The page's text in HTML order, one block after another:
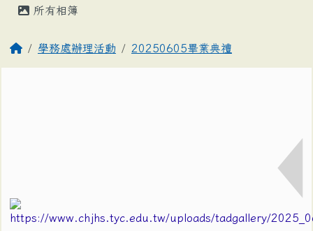
所有相簿
學務處辦理活動 20250605畢業典禮